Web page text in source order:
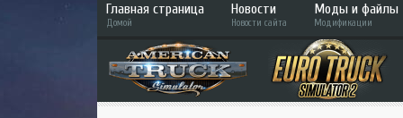
Главная страница
Домой
Новости
Новости сайта
Моды и файлы
Модификации
ETS 2
ATS